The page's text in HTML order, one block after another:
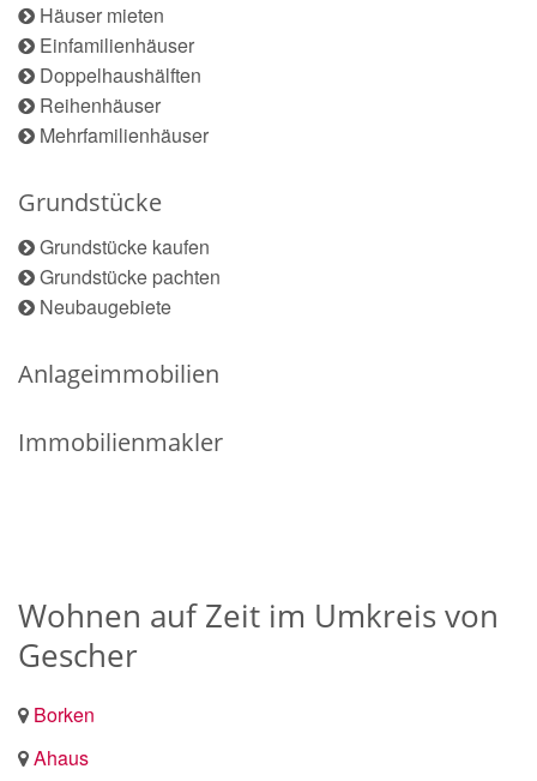
Häuser mieten
Einfamilienhäuser
Doppelhaushälften
Reihenhäuser
Mehrfamilienhäuser
Grundstücke
Grundstücke kaufen
Grundstücke pachten
Neubaugebiete
Anlageimmobilien
Immobilienmakler
Wohnen auf Zeit im Umkreis von
Gescher
Borken
Ahaus